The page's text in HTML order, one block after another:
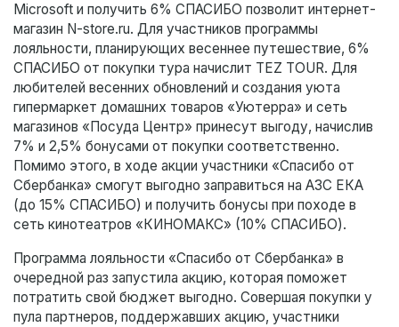
Microsoft и получить 6% СПАСИБО позволит интернет-
магазин N-store.ru. Для участников программы
лояльности, планирующих весеннее путешествие, 6%
СПАСИБО от покупки тура начислит TEZ TOUR. Для
любителей весенних обновлений и создания уюта
гипермаркет домашних товаров «Уютерра» и сеть
магазинов «Посуда Центр» принесут выгоду, начислив
7% и 2,5% бонусами от покупки соответственно.
Помимо этого, в ходе акции участники «Спасибо от
Сбербанка» смогут выгодно заправиться на АЗС ЕКА
(до 15% СПАСИБО) и получить бонусы при походе в
сеть кинотеатров «КИНОМАКС» (10% СПАСИБО).
Программа лояльности «Спасибо от Сбербанка» в
очередной раз запустила акцию, которая поможет
потратить свой бюджет выгодно. Совершая покупки у
пула партнеров, поддержавших акцию, участники